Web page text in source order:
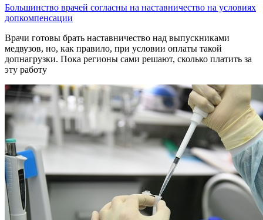
Большинство врачей согласны на наставничество на условиях
допкомпенсации
Врачи готовы брать наставничество над выпускниками
медвузов, но, как правило, при условии оплаты такой
допнагрузки. Пока регионы сами решают, сколько платить за
эту работу